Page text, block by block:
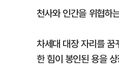
천사와 인간을 위협하
차세대 대장 자리를 꿈
한 힘이 봉인된 용을